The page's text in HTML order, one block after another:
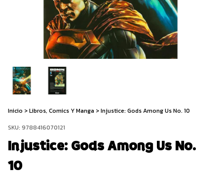
Inicio >Libros, Comics Y Manga >Injustice: Gods Among Us No. 10
SKU: 9788416070121
Injustice: Gods Among Us No.
10